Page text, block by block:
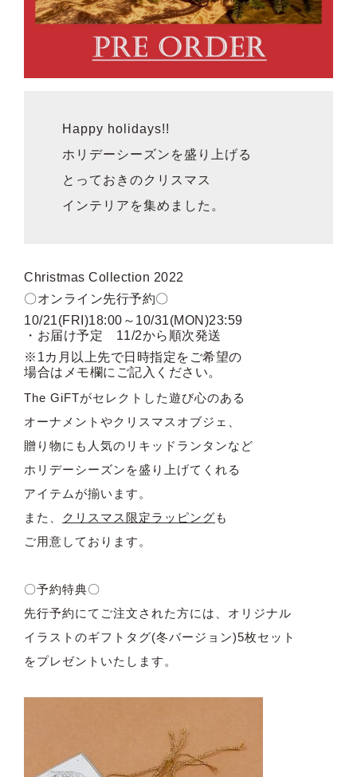
Happy holidays!!
ホリデーシーズンを盛り上げる
とっておきのクリスマス
インテリアを集めました。
Christmas Collection 2022
〇オンライン先行予約〇
10/21(FRI)18:00～10/31(MON)23:59
・お届け予定 11/2から順次発送
※1カ月以上先で日時指定をご希望の
場合はメモ欄にご記入ください。
The GiFTがセレクトした遊び心のある
オーナメントやクリスマスオブジェ、
贈り物にも人気のリキッドランタンなど
ホリデーシーズンを盛り上げてくれる
アイテムが揃います。
また、
クリスマス限定ラッピング も
ご用意しております。
〇予約特典〇
先行予約にてご注文された方には、オリジナル
イラストのギフトタグ(冬バージョン)5枚セット
をプレゼントいたします。